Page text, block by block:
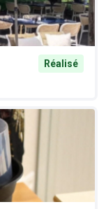
Réalisé